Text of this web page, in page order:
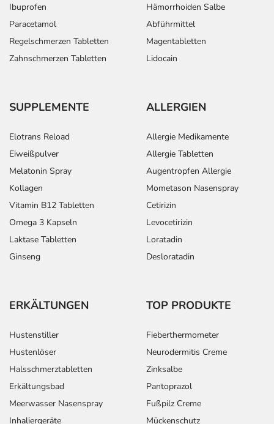
Ibuprofen
Paracetamol
Regelschmerzen Tabletten
Zahnschmerzen Tabletten
Hämorrhoiden Salbe
Abführmittel
Magentabletten
Lidocain
SUPPLEMENTE
Elotrans Reload
Eiweißpulver
Melatonin Spray
Kollagen
Vitamin B12 Tabletten
Omega 3 Kapseln
Laktase Tabletten
Ginseng
ALLERGIEN
Allergie Medikamente
Allergie Tabletten
Augentropfen Allergie
Mometason Nasenspray
Cetirizin
Levocetirizin
Loratadin
Desloratadin
ERKÄLTUNGEN
Hustenstiller
Hustenlöser
Halsschmerztabletten
Erkältungsbad
Meerwasser Nasenspray
Inhaliergeräte
TOP PRODUKTE
Fieberthermometer
Neurodermitis Creme
Zinksalbe
Pantoprazol
Fußpilz Creme
Mückenschutz